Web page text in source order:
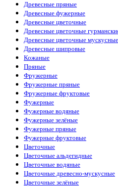
Древесные пряные
Древесные фужерные
Древесные цветочные
Древесные цветочные
Древесные цветочные мускусные
Древесные шипровые
Кожаные
Пряные
Фружерные
Фружерные пряные
Фружерные фруктовые
Фужерные
Фужерные водяные
Фужерные зелёные
Фужерные пряные
Фужерные фруктовые
Цветочные
Цветочные альдегидные
Цветочные водяные
Цветочные древесно-мускусные
Цветочные зелёные